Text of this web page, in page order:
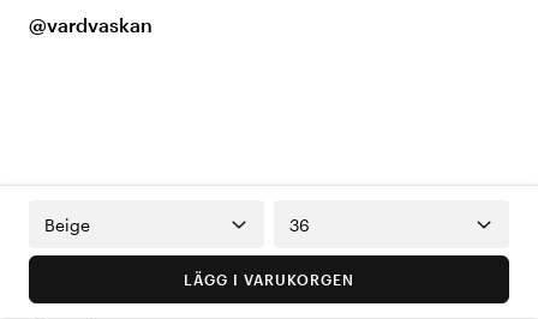
@vardvaskan
Beige 36
LÄGG I VARUKORGEN